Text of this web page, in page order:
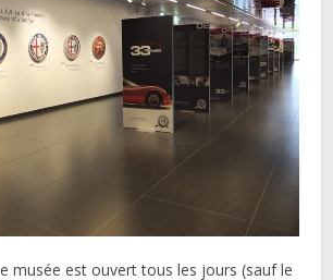
musée est ouvert tous les jours (sauf le